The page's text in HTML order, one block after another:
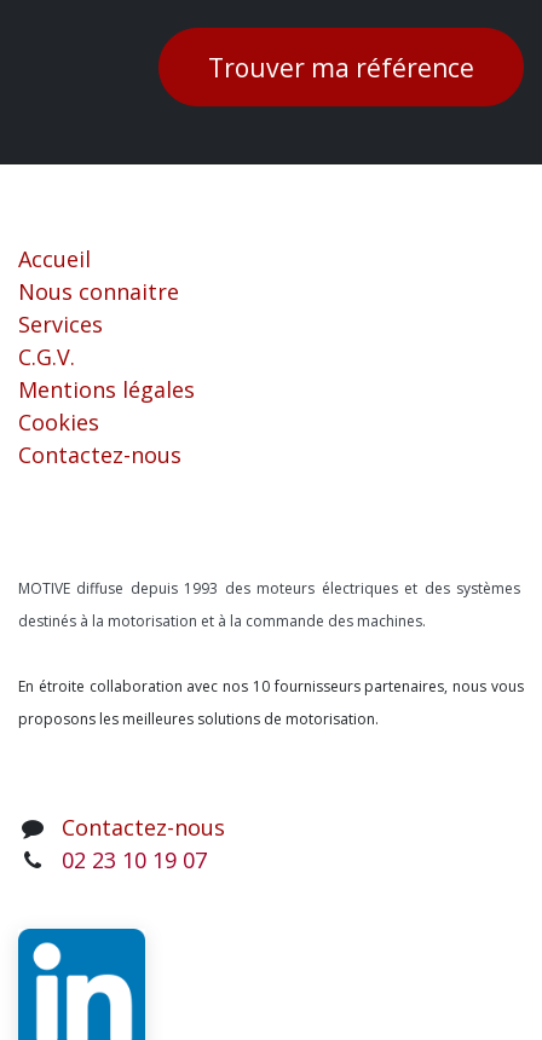
Trouver ma référence
Accueil
Nous connaitre
Services
C.G.V.
Mentions légales
Cookies
Contactez-nous
MOTIVE diffuse depuis 1993 des moteurs électriques et des systèmes
destinés à la motorisation et à la commande des machines.
En étroite collaboration avec nos 10 fournisseurs partenaires, nous vous
proposons les meilleures solutions de motorisation.
Contactez-nous
02 23 10 19 07